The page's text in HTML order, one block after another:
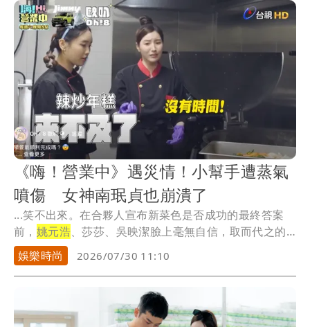
《嗨！營業中》遇災情！小幫手遭蒸氣
噴傷 女神南珉貞也崩潰了
...笑不出來。在合夥人宣布新菜色是否成功的最終答案
前， 姚元浩、莎莎、吳映潔臉上毫無自信，取而代之的
是開播...
娛樂時尚 2026/07/30 11:10